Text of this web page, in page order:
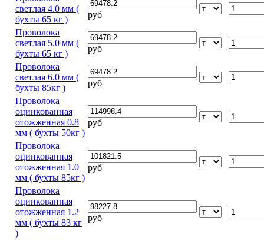
светлая 4.0 мм (
бухты 65 кг )
руб
Проволока
светлая 5.0 мм (
бухты 65 кг )
руб
Проволока
светлая 6.0 мм (
бухты 85кг )
руб
Проволока
оцинкованная
отожженная 0.8
мм ( бухты 50кг )
руб
Проволока
оцинкованная
отожженная 1.0
мм ( бухты 85кг )
руб
Проволока
оцинкованная
отожженная 1.2
мм ( бухты 83 кг
)
руб